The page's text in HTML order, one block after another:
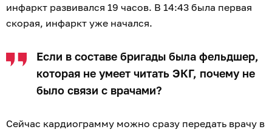
инфаркт развивался 19 часов. В 14:43 была первая
скорая, инфаркт уже начался.
Если в составе бригады была фельдшер,
которая не умеет читать ЭКГ, почему не
было связи с врачами?
Сейчас кардиограмму можно сразу передать врачу в